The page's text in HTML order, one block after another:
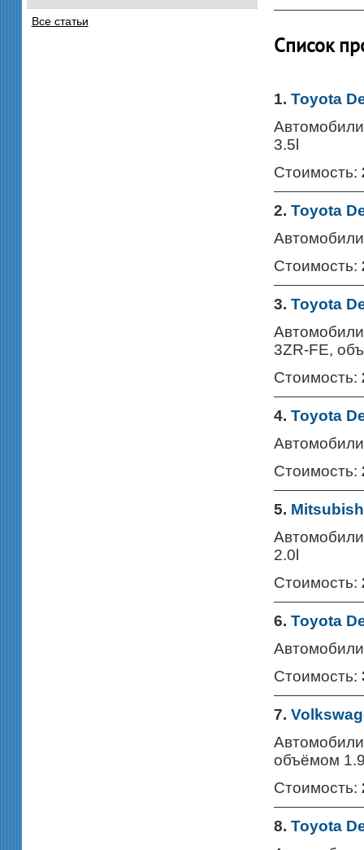
Все статьи
Список
1. Toyota
3.5l
Стоимость:
2. Toyota
Стоимость:
3. Toyota
3ZR-FE,
Стоимость:
4. Toyota
Стоимость:
5.
2.0l
Стоимость:
6. Toyota
Стоимость:
7.
объёмом
Стоимость:
8. Toyota